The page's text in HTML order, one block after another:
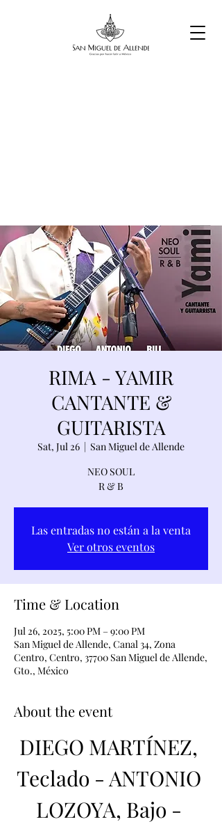
RIMA - YAMIR
CANTANTE &
GUITARISTA
Sat, Jul 26
  |
San Miguel de Allende
NEO SOUL
R & B
Las entradas no están a la venta
Ver otros eventos
Time & Location
Jul 26, 2025, 5:00 PM – 9:00 PM
San Miguel de Allende, Canal 34, Zona
Centro, Centro, 37700 San Miguel de Allende,
Gto., México
About the event
DIEGO MARTÍNEZ,
Teclado - ANTONIO
LOZOYA, Bajo -